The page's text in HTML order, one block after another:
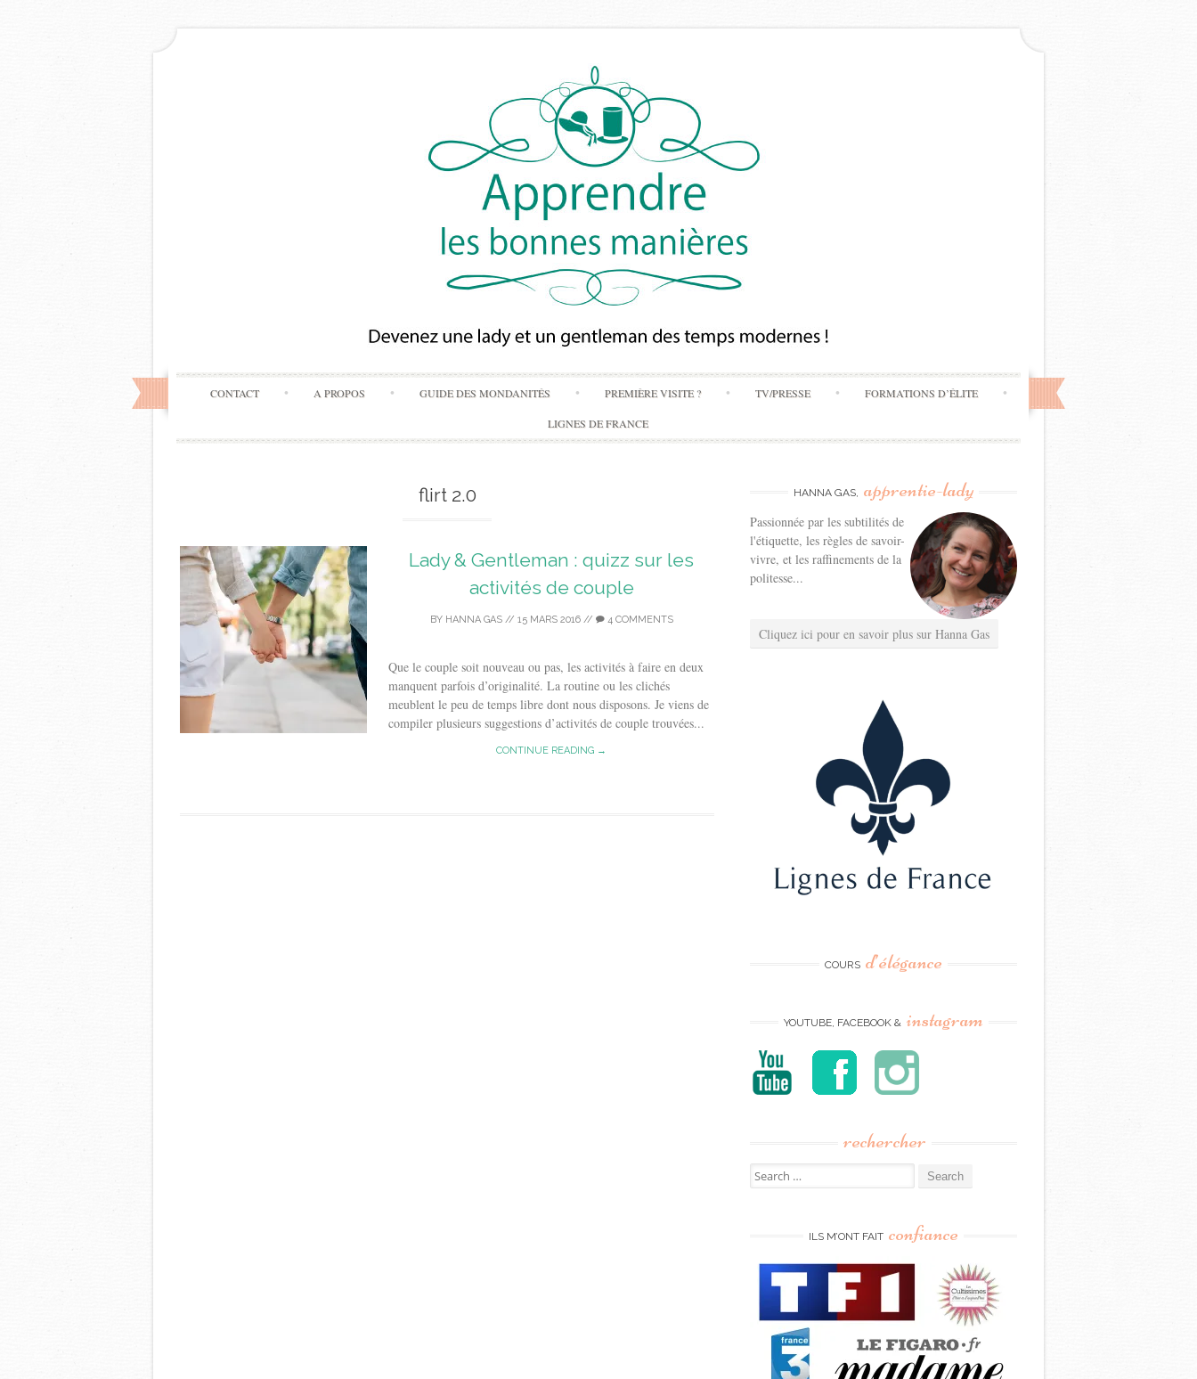
Skip
to
content
CONTACT A PROPOS GUIDE DES MONDANITÉS PREMIÈRE VISITE ? TV/PRESSE FORMATIONS D’ÉLITE
LIGNES DE FRANCE
flirt 2.0
Lady & Gentleman : quizz sur les
activités de couple
BY HANNA GAS// 15 MARS 2016// 4 COMMENTS
Que le couple soit nouveau ou pas, les activités à faire en deux
manquent parfois d’originalité. La routine ou les clichés
meublent le peu de temps libre dont nous disposons. Je viens de
compiler plusieurs suggestions d’activités de couple trouvées...
CONTINUE READING →
HANNA GAS, apprentie-lady
Passionnée par les subtilités de
l'étiquette, les règles de savoir-
vivre, et les raffinements de la
politesse...
Cliquez ici pour en savoir plus sur Hanna Gas
COURS d’élégance
YOUTUBE, FACEBOOK & instagram
rechercher
Search
for:
ILS M’ONT FAIT confiance